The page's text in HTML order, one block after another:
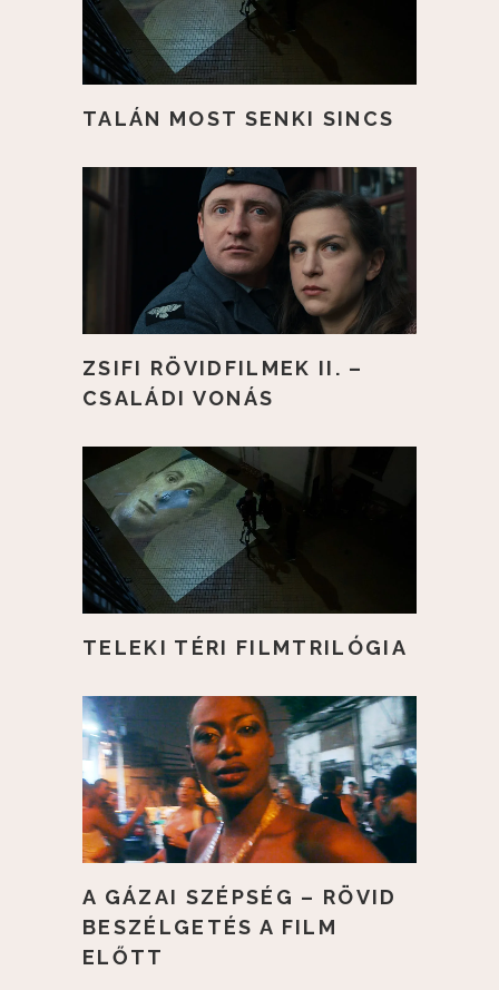
TALÁN MOST SENKI SINCS
ZSIFI RÖVIDFILMEK II. –
CSALÁDI VONÁS
TELEKI TÉRI FILMTRILÓGIA
A GÁZAI SZÉPSÉG – RÖVID
BESZÉLGETÉS A FILM
ELŐTT